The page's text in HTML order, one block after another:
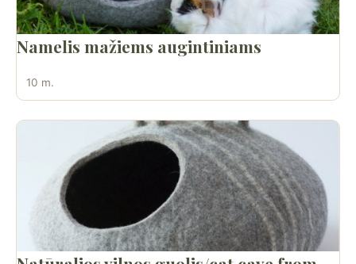
Namelis mažiems augintiniams
10 m.